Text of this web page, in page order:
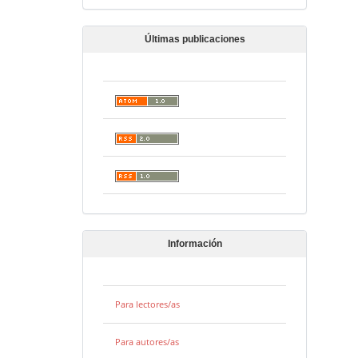
Últimas publicaciones
Información
Para lectores/as
Para autores/as